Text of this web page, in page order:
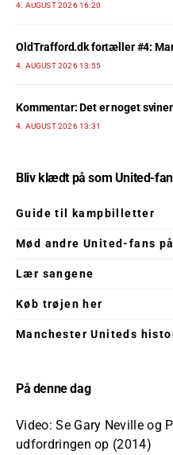
4. AUGUST 2026 16:20
OldTrafford.dk fortæller #4:
4. AUGUST 2026 13:55
Kommentar: Det er noget
4. AUGUST 2026 13:31
Bliv klædt på som United-fan
Guide til kampbilletter
Mød andre United-fans
Lær sangene
Køb trøjen her
Manchester Uniteds
På denne dag
Video: Se Gary Neville og
udfordringen op (2014)